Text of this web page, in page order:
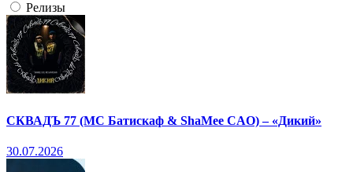
Релизы
СКВАДЪ 77 (МС Батискаф & ShaMee CAO) – «Дикий»
30.07.2026